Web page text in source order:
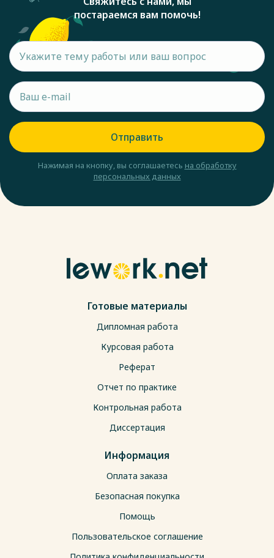
постараемся вам помочь!
Отправить
Нажимая на кнопку, вы соглашаетесь на обработку
персональных данных
Готовые материалы
Дипломная работа
Курсовая работа
Реферат
Отчет по практике
Контрольная работа
Диссертация
Информация
Оплата заказа
Безопасная покупка
Помощь
Пользовательское соглашение